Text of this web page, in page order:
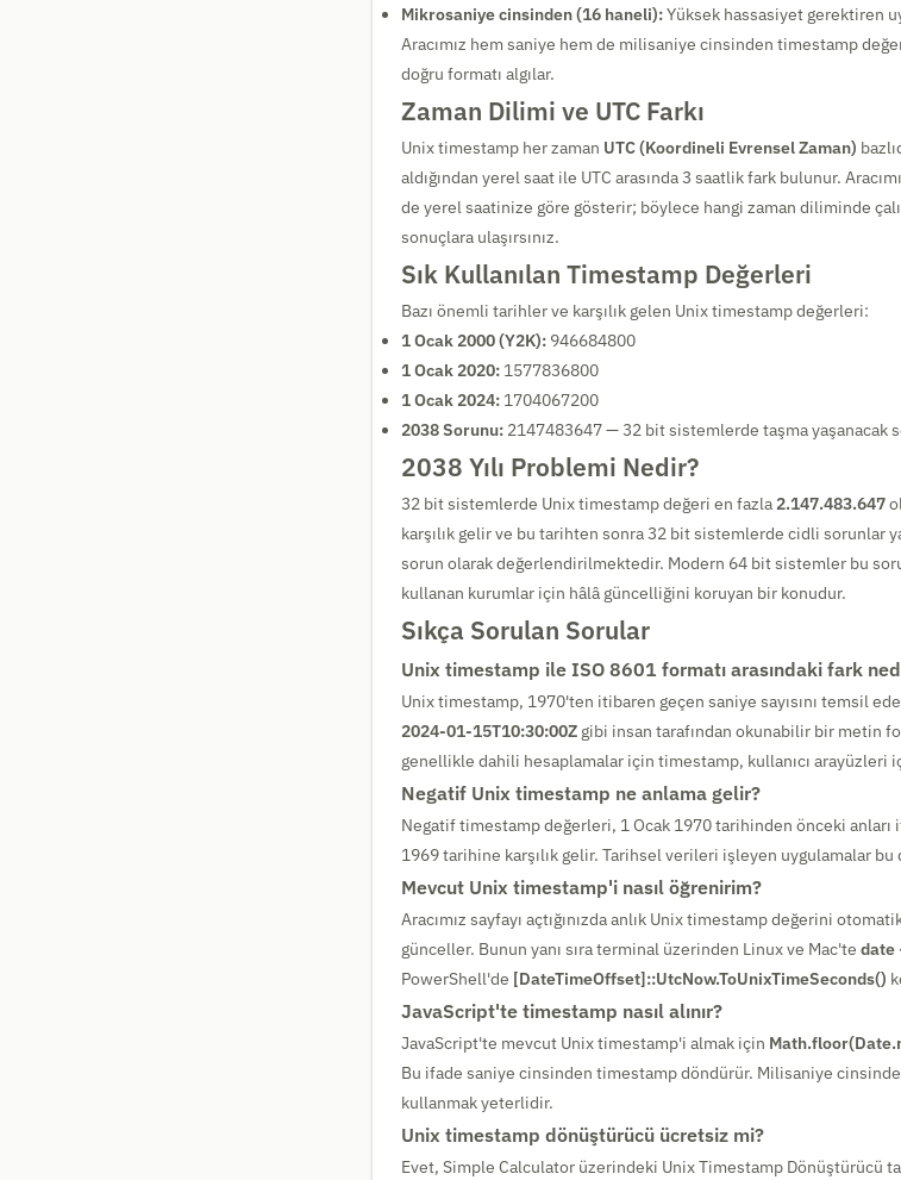
Mikrosaniye cinsinden (16 haneli):Yüksek hassasiyet gerektiren
Aracımız hem saniye hem de milisaniye cinsinden timestamp
doğru formatı algılar.
Zaman Dilimi ve UTC Farkı
Unix timestamp her zaman UTC (Koordineli Evrensel Zaman)
aldığından yerel saat ile UTC arasında 3 saatlik fark bulunur.
de yerel saatinize göre gösterir; böylece hangi zaman diliminde
sonuçlara ulaşırsınız.
Sık Kullanılan Timestamp Değerleri
Bazı önemli tarihler ve karşılık gelen Unix timestamp değerleri:
1 Ocak 2000 (Y2K): 946684800
1 Ocak 2020: 1577836800
1 Ocak 2024: 1704067200
2038 Sorunu: 2147483647 — 32 bit sistemlerde taşma yaşanacak
2038 Yılı Problemi Nedir?
32 bit sistemlerde Unix timestamp değeri en fazla 2.147.483.647
karşılık gelir ve bu tarihten sonra 32 bit sistemlerde cidli sorunlar
sorun olarak değerlendirilmektedir. Modern 64 bit sistemler bu
kullanan kurumlar için hâlâ güncelliğini koruyan bir konudur.
Sıkça Sorulan Sorular
Unix timestamp ile ISO 8601 formatı arasındaki fark
Unix timestamp, 1970'ten itibaren geçen saniye sayısını temsil
2024-01-15T10:30:00Z gibi insan tarafından okunabilir bir metin
genellikle dahili hesaplamalar için timestamp, kullanıcı arayüzleri
Negatif Unix timestamp ne anlama gelir?
Negatif timestamp değerleri, 1 Ocak 1970 tarihinden önceki anları
1969 tarihine karşılık gelir. Tarihsel verileri işleyen uygulamalar bu
Mevcut Unix timestamp'i nasıl öğrenirim?
Aracımız sayfayı açtığınızda anlık Unix timestamp değerini
günceller. Bunun yanı sıra terminal üzerinden Linux ve Mac'te date
PowerShell'de [DateTimeOffset]::UtcNow.ToUnixTimeSeconds()
JavaScript'te timestamp nasıl alınır?
JavaScript'te mevcut Unix timestamp'i almak için
Bu ifade saniye cinsinden timestamp döndürür. Milisaniye
kullanmak yeterlidir.
Unix timestamp dönüştürücü ücretsiz mi?
Evet, Simple Calculator üzerindeki Unix Timestamp Dönüştürücü